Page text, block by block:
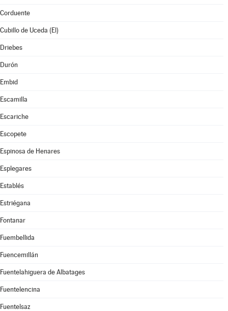
Corduente
Cubillo de Uceda (El)
Driebes
Durón
Embid
Escamilla
Escariche
Escopete
Espinosa de Henares
Esplegares
Establés
Estriégana
Fontanar
Fuembellida
Fuencemillán
Fuentelahiguera de Albatages
Fuentelencina
Fuentelsaz